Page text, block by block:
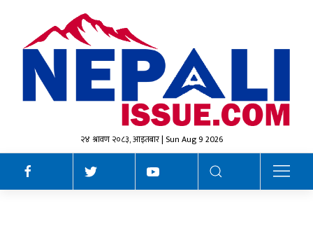
२४ श्रावण २०८३, आइतबार | Sun Aug 9 2026